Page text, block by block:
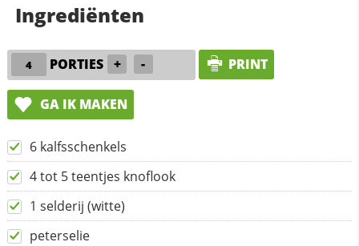
Ingrediënten
PORTIES + - PRINT
GA IK MAKEN
6 kalfsschenkels
4 tot 5 teentjes knoflook
1 selderij (witte)
peterselie